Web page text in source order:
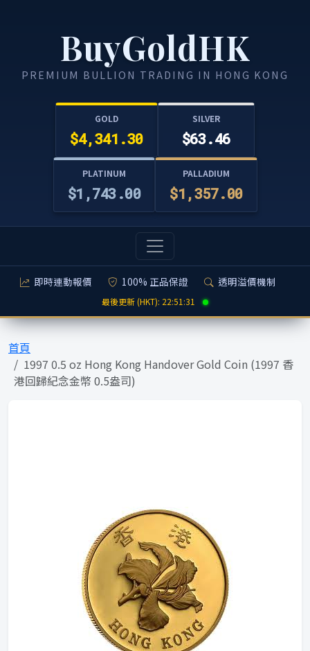
BuyGoldHK
PREMIUM BULLION TRADING IN HONG KONG
GOLD
$4,341.30
SILVER
$63.46
PLATINUM
$1,743.00
PALLADIUM
$1,357.00
即時連動報價 100% 正品保證 透明溢價機制
最後更新 (HKT): 22:51:31
首頁
1997 0.5 oz Hong Kong Handover Gold Coin (1997 香
港回歸紀念金幣 0.5盎司)